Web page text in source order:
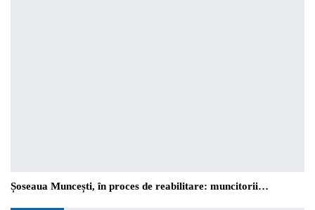
Șoseaua Muncești, în proces de reabilitare: muncitorii…